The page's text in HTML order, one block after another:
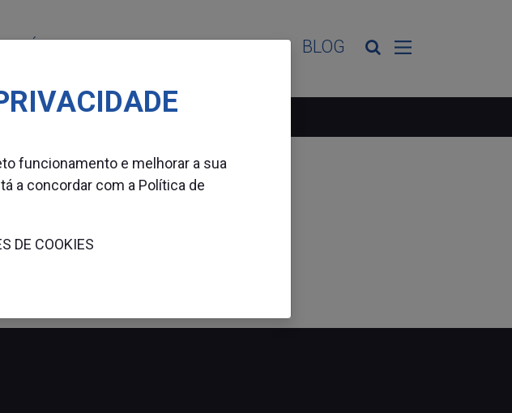
SETORES DE ATIVIDADE BLOG
funcionamento e melhorar a sua
a concordar com a Política de
DE COOKIES